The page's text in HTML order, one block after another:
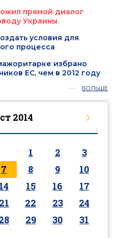
прямой диалог
Украины
условия для
процесса
избрано
ЕС, чем в 2012 году
БОЛЬШЕ
2014
1 2
3
7 8 9
10
14 15 16
17
21 22 23
24
29 30 31